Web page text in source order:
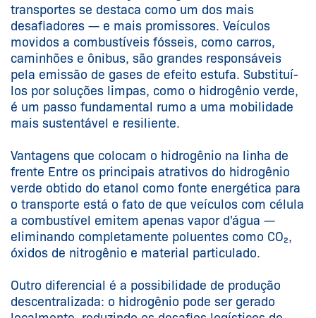
transportes se destaca como um dos mais
desafiadores — e mais promissores. Veículos
movidos a combustíveis fósseis, como carros,
caminhões e ônibus, são grandes responsáveis
pela emissão de gases de efeito estufa. Substituí-
los por soluções limpas, como o hidrogênio verde,
é um passo fundamental rumo a uma mobilidade
mais sustentável e resiliente.
Vantagens que colocam o hidrogênio na linha de
frente Entre os principais atrativos do hidrogênio
verde obtido do etanol como fonte energética para
o transporte está o fato de que veículos com célula
a combustível emitem apenas vapor d'água —
eliminando completamente poluentes como CO₂,
óxidos de nitrogênio e material particulado.
Outro diferencial é a possibilidade de produção
descentralizada: o hidrogênio pode ser gerado